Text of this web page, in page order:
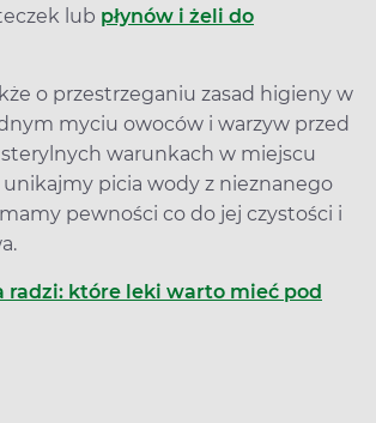
lub płynów i żeli do
o przestrzeganiu zasad higieny w
myciu owoców i warzyw przed
warunkach w miejscu
unikajmy picia wody z nieznanego
mamy pewności co do jej czystości i
radzi: które leki warto mieć pod